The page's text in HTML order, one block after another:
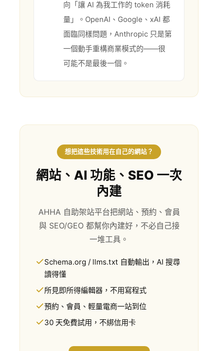
向「讓 AI 為我工作的 token 消耗
量」。OpenAI、Google、xAI 都
面臨同樣問題，Anthropic 只是第
一個動手重構商業模式的——很
可能不是最後一個。
想把這些技術用在自己的網站？
網站、AI 功能、SEO 一次
內建
AHHA 自助架站平台把網站、預約、會員
與 SEO/GEO 都幫你內建好，不必自己接
一堆工具。
Schema.org / llms.txt 自動輸出，AI 搜尋
讀得懂
所見即所得編輯器，不用寫程式
預約、會員、輕量電商一站到位
30 天免費試用，不綁信用卡